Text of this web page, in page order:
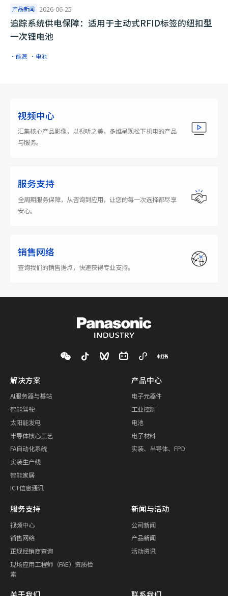
产品新闻 2026-06-25
追踪系统供电保障：适用于主动式RFID标签的纽扣型
一次锂电池
·能源 ·电池
视频中心
汇集核心产品影像，以视听之美，多维呈现松下机电的产品
与服务。
服务支持
全周期服务保障，从咨询到应用，让您的每一次选择都尽享
安心。
销售网络
查询我们的销售据点，快速获得专业支持。
解决方案
AI服务器与基站
智能驾驶
太阳能发电
半导体核心工艺
FA自动化系统
实装生产线
智能家居
ICT信息通讯
产品中心
电子元器件
工业控制
电池
电子材料
实装、半导体、FPD
服务支持
视频中心
销售网络
正规经销商查询
现场应用工程师（FAE）资质检
索
新闻与活动
公司新闻
产品新闻
活动资讯